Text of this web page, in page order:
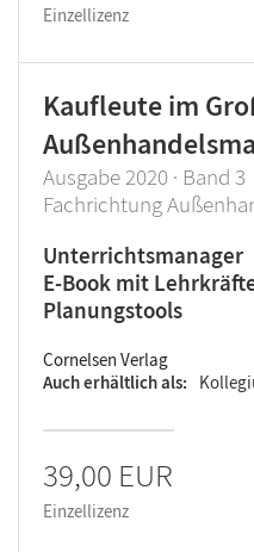
Einzellizenz
Kaufleute im
Ausgabe 2020 · Band 3
Fachrichtung
Unterrichtsmanager
E-Book mit
Planungstools
Cornelsen Verlag
Auch erhältlich als
39,00 EUR
Einzellizenz